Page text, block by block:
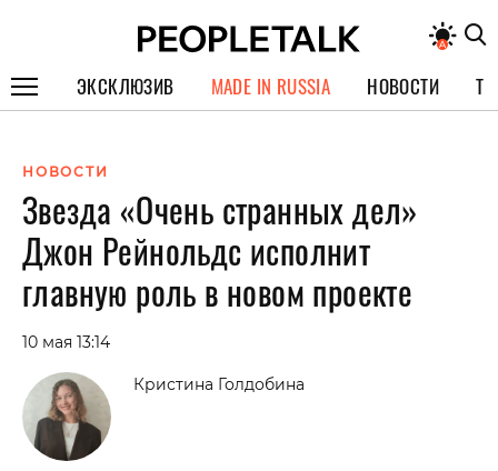
ЭКСКЛЮЗИВ
СПЕЦПРОЕКТЫ
ИНТЕРВЬЮ
ПОКОЛЕНИЕ
MADE IN RUSSIA НОВОСТИ
НОВОСТИ
Звезда «Очень странных дел»
Джон Рейнольдс исполнит
главную роль в новом проекте
10 мая 13:14
Кристина Голдобина